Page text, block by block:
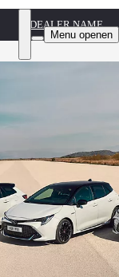
DEALER NAME
Menu openen
te rijden?